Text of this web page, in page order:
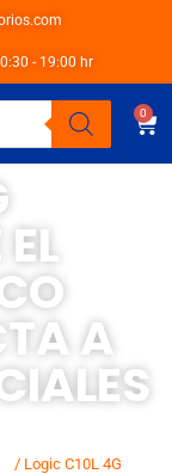
- 19:00 hr
0
A
/ Logic C10L 4G